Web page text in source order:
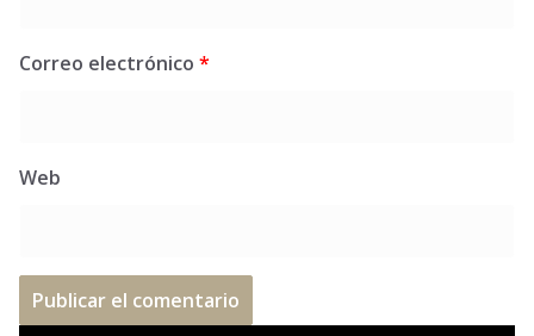
Correo electrónico *
Web